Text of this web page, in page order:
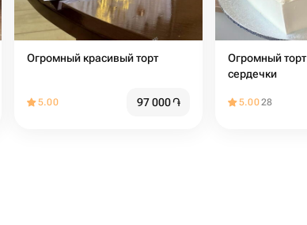
Огромный красивый торт
5.00 97 000֏
Огромный
сердечки
5.0028